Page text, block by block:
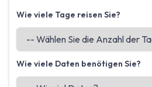
Wie viele Tage reisen Sie?
Wie viele Daten benötigen Sie?